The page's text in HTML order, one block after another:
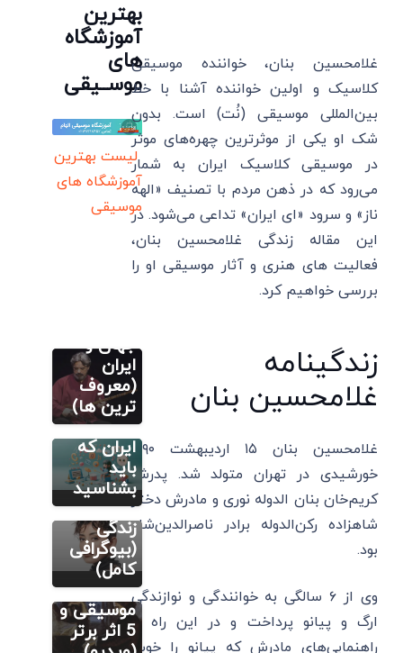
غلامحسین بنان، خواننده موسیقی
کلاسیک و اولین خواننده آشنا با خط
بین‌المللی موسیقی (نُت) است. بدون
شک او یکی از موثرترین چهره‌های موثر
در موسیقی کلاسیک ایران به شمار
می‌رود که در ذهن مردم با تصنیف «الهه
ناز» و سرود «ای ایران» تداعی می‌شود. در
این مقاله زندگی غلامحسین بنان،
فعالیت های هنری و آثار موسیقی او را
بررسی خواهیم کرد.
زندگینامه
غلامحسین بنان
غلامحسین بنان ۱۵ اردیبهشت ۱۲۹۰
خورشیدی در تهران متولد شد. پدرش
کریم‌خان بنان الدوله نوری و مادرش دختر
شاهزاده رکن‌الدوله برادر ناصرالدین‌شاه
بود.
وی از ۶ سالگی به خوانندگی و نوازندگی
ارگ و پیانو پرداخت و در این راه از
راهنمایی‌های مادرش که پیانو را خوب
بهترین
آموزشگاه
های
موســیقی
لیست بهترین
آموزشگاه های
موسیقی
جهان و
ایران
(معروف
ترین ها)
تار
20 بهترین
نوازنده تار
خانم در
ایران که
باید
بشناسید
سایر
ملک موسو
کیست؟
آثار برتر و
10 نکته
جالب
زندگی
(بیوگرافی
کامل)
مطالب متنوع
دیگر
فردریک
شوپن
کیست؟
زندگینامه،
شناخت
موسیقی و
5 اثر برتر
سایر
مارک
آنتونی:
زندگینامه،